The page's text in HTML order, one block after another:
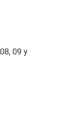
09 y